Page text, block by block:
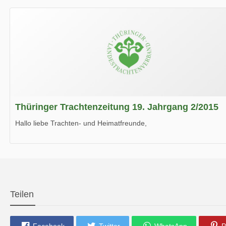
Wir wünschen Euch viel Spaß beim Lesen.
Thüringer Trachtenzeitung 19. Jahrgang 2/2015
Hallo liebe Trachten- und Heimatfreunde,
Teilen